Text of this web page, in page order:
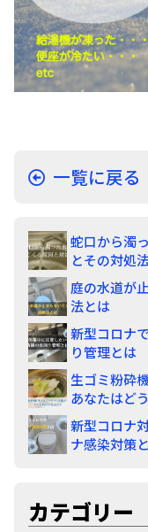
一覧に戻る
蛇口から濁
とその対処
庭の水道が
法とは
新型コロナ
り管理とは
生ゴミ粉砕
あなたはど
新型コロナ
ナ感染対策
カテゴリー